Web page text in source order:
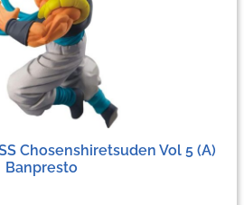
Chosenshiretsuden Vol 5 (A)
Banpresto